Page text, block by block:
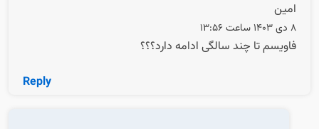
امین
8 دی 1403 ساعت 13:56
فاویسم تا چند سالگی ادامه دارد؟؟؟
Reply